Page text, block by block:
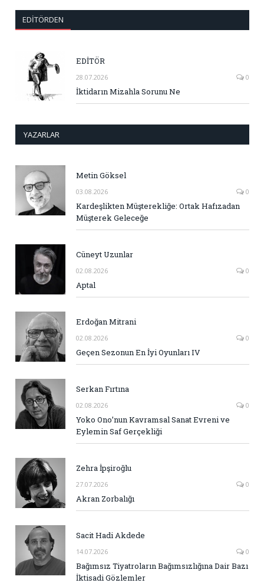
EDITÖRDEN
EDİTÖR
28.07.2026 0
İktidarın Mizahla Sorunu Ne
YAZARLAR
Metin Göksel
03.08.2026 0
Kardeşlikten Müşterekliğe: Ortak Hafızadan
Müşterek Geleceğe
Cüneyt Uzunlar
02.08.2026 0
Aptal
Erdoğan Mitrani
02.08.2026 0
Geçen Sezonun En İyi Oyunları IV
Serkan Fırtına
02.08.2026 0
Yoko Ono’nun Kavramsal Sanat Evreni ve
Eylemin Saf Gerçekliği
Zehra İpşiroğlu
27.07.2026 0
Akran Zorbalığı
Sacit Hadi Akdede
14.07.2026 0
Bağımsız Tiyatroların Bağımsızlığına Dair Bazı
İktisadi Gözlemler